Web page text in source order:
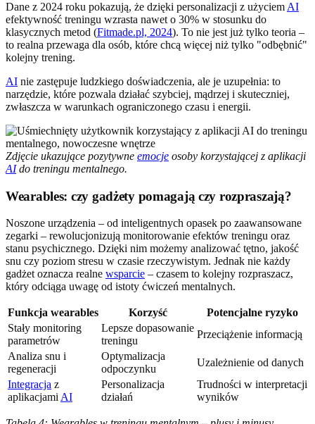
Dane z 2024 roku pokazują, że dzięki personalizacji z użyciem AI
efektywność treningu wzrasta nawet o 30% w stosunku do
klasycznych metod (Fitmade.pl, 2024). To nie jest już tylko teoria –
to realna przewaga dla osób, które chcą więcej niż tylko "odbębnić"
kolejny trening.
AI nie zastępuje ludzkiego doświadczenia, ale je uzupełnia: to
narzędzie, które pozwala działać szybciej, mądrzej i skuteczniej,
zwłaszcza w warunkach ograniczonego czasu i energii.
Zdjęcie ukazujące pozytywne emocje osoby korzystającej z aplikacji
AIdo treningu mentalnego.
Wearables: czy gadżety pomagają czy rozpraszają?
Noszone urządzenia – od inteligentnych opasek po zaawansowane
zegarki – rewolucjonizują monitorowanie efektów treningu oraz
stanu psychicznego. Dzięki nim możemy analizować tętno, jakość
snu czy poziom stresu w czasie rzeczywistym. Jednak nie każdy
gadżet oznacza realne wsparcie – czasem to kolejny rozpraszacz,
który odciąga uwagę od istoty ćwiczeń mentalnych.
Funkcja wearables Korzyść
Potencjalne ryzyko
Stały monitoring
parametrów
Lepsze dopasowanie
treningu
Przeciążenie informacją
Analiza snu i
regeneracji
Optymalizacja
odpoczynku
Uzależnienie od danych
Integracja z
aplikacjamiAI
Personalizacja
działań
Trudności w interpretacji
wyników